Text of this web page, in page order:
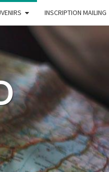
INSCRIPTION MAILING